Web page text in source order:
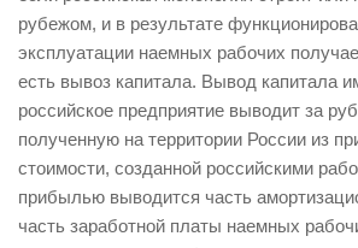
рубежом, и в результате
эксплуатации наемных рабочих
есть вывоз капитала. Вывод капитала
российское предприятие выводит за
полученную на территории России из
стоимости, созданной российскими
прибылью выводится часть
часть заработной платы наемных